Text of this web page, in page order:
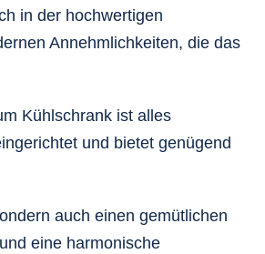
in der hochwertigen
Annehmlichkeiten, die das
Kühlschrank ist alles
und bietet genügend
auch einen gemütlichen
eine harmonische